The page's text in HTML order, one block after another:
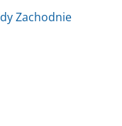
Zachodnie